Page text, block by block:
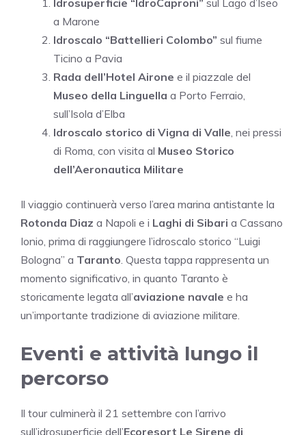
a Marone
Idroscalo “Battellieri Colombo” sul fiume
Ticino a Pavia
Rada dell’Hotel Airone e il piazzale del
Museo della Linguella a Porto Ferraio,
sull’Isola d’Elba
Idroscalo storico di Vigna di Valle , nei pressi
di Roma, con visita al Museo Storico
dell’Aeronautica Militare
Il viaggio continuerà verso l’area marina antistante la
Rotonda Diaz a Napoli e i Laghi di Sibari a Cassano
Ionio, prima di raggiungere l’idroscalo storico “Luigi
Bologna” a Taranto . Questa tappa rappresenta un
momento significativo, in quanto Taranto è
storicamente legata all’aviazione navale e ha
un’importante tradizione di aviazione militare.
Eventi e attività lungo il
percorso
Il tour culminerà il 21 settembre con l’arrivo
sull’idrosuperficie dell’Ecoresort Le Sirene di